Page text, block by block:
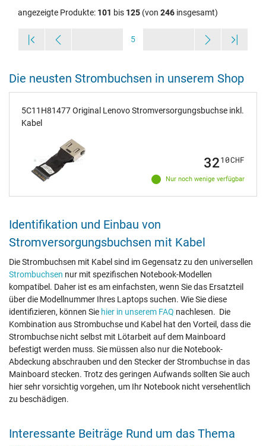
angezeigte Produkte: 101 bis 125 (von 246 insgesamt)
5
Die neusten Strombuchsen in unserem Shop
5C11H81477 Original Lenovo Stromversorgungsbuchse inkl.
Kabel
Nur noch wenige verfügbar
3210CHF
Identifikation und Einbau von
Stromversorgungsbuchsen mit Kabel
Die Strombuchsen mit Kabel sind im Gegensatz zu den universellen
Strombuchsen nur mit spezifischen Notebook-Modellen
kompatibel. Daher ist es am einfachsten, wenn Sie das Ersatzteil
über die Modellnummer Ihres Laptops suchen. Wie Sie diese
identifizieren, können Sie hier in unserem FAQ nachlesen. Die
Kombination aus Strombuchse und Kabel hat den Vorteil, dass die
Strombuchse nicht selbst mit Lötarbeit auf dem Mainboard
befestigt werden muss. Sie müssen also nur die Notebook-
Abdeckung abschrauben und den Stecker der Strombuchse in das
Mainboard stecken. Trotz des geringen Aufwands sollten Sie auch
hier sehr vorsichtig vorgehen, um Ihr Notebook nicht versehentlich
zu beschädigen.
Interessante Beiträge Rund um das Thema